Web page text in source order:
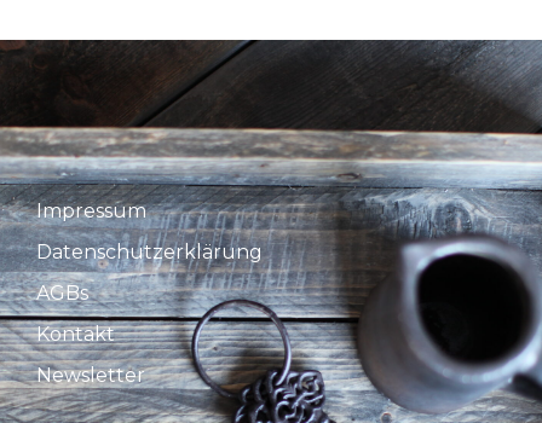
Impressum
Datenschutzerklärung
AGBs
Kontakt
Newsletter